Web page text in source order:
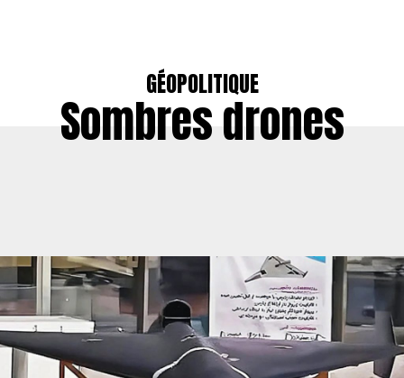
GÉOPOLITIQUE
Sombres drones